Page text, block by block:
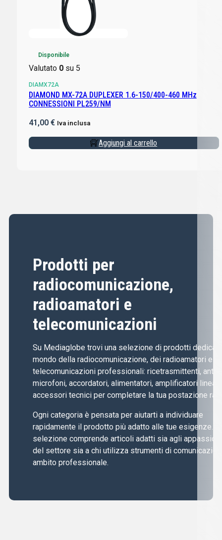
Disponibile
Valutato 0su 5
DIAMX72A
DIAMOND MX-72A DUPLEXER 1.6-150/400-460 MHz
CONNESSIONI PL259/NM
41,00 € Iva inclusa
Aggiungi al carrello
Prodotti per
radiocomunicazione,
radioamatori e
telecomunicazioni
Su Mediaglobe trovi una selezione di prodotti dedicati
mondo della radiocomunicazione, dei radioamatori e
telecomunicazioni professionali: ricetrasmittenti,
microfoni, accordatori, alimentatori, amplificatori
accessori tecnici per completare la tua postazione
Ogni categoria è pensata per aiutarti a individuare
rapidamente il prodotto più adatto alle tue esigenze.
selezione comprende articoli adatti sia agli
del settore sia a chi utilizza strumenti di
ambito professionale.